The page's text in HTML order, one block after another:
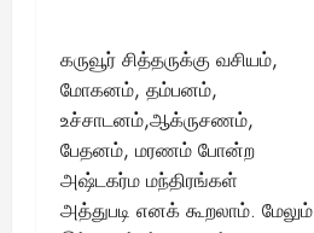
கருவூர் சித்தருக்கு வசியம்,
மோகனம், தம்பனம்,
உச்சாடனம்,ஆக்ருசணம்,
பேதனம், மரணம் போன்ற
அஷ்டகர்ம மந்திரங்கள்
அத்துபடி எனக் கூறலாம். மேலும்